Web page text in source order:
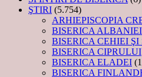
ŞTIRI (5.754)
ARHIEPISCOPIA
BISERICA ALBANIEI
BISERICA CEHIEI
BISERICA CIPRULUI
BISERICA ELADEI
BISERICA